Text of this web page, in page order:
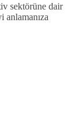
sektörüne dair
anlamanıza